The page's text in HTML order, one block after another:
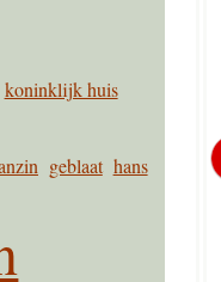
koninklijk huis
geblaat hans